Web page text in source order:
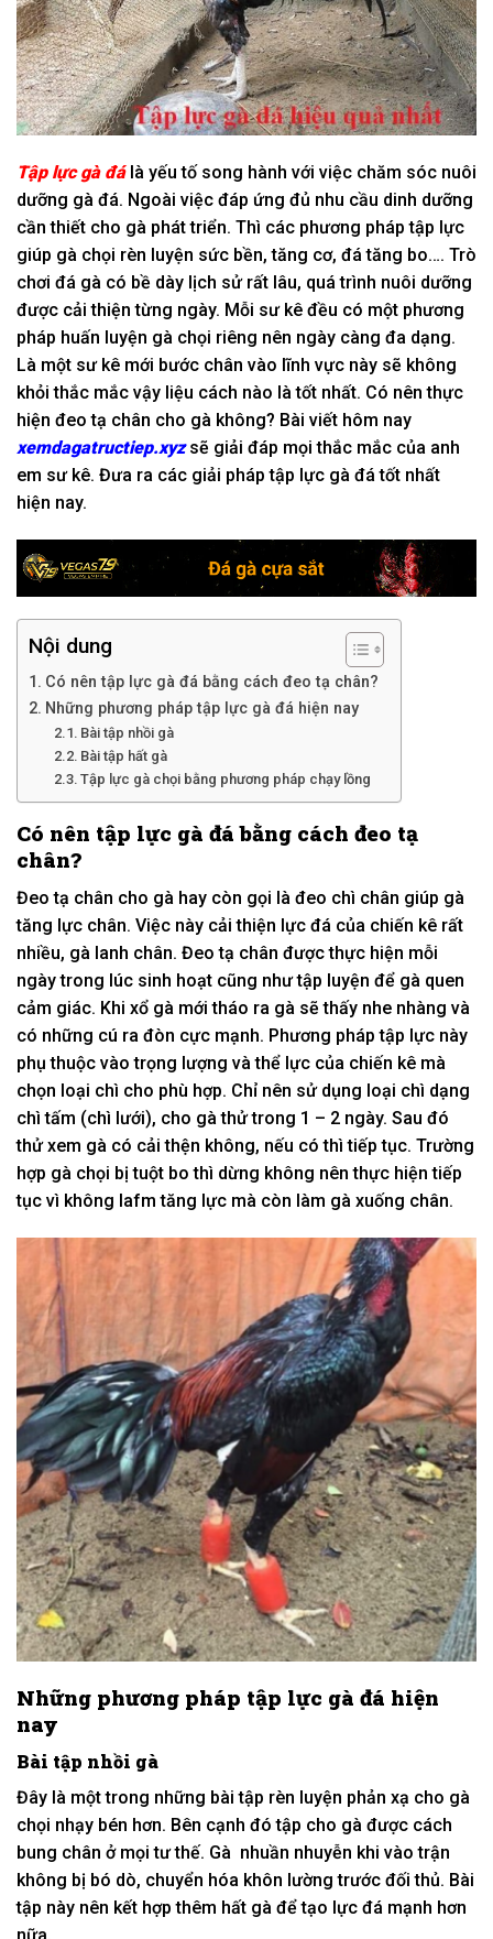
Tập lực gà đá là yếu tố song hành với việc chăm sóc nuôi
dưỡng gà đá. Ngoài việc đáp ứng đủ nhu cầu dinh dưỡng
cần thiết cho gà phát triển. Thì các phương pháp tập lực
giúp gà chọi rèn luyện sức bền, tăng cơ, đá tăng bo…. Trò
chơi đá gà có bề dày lịch sử rất lâu, quá trình nuôi dưỡng
được cải thiện từng ngày. Mỗi sư kê đều có một phương
pháp huấn luyện gà chọi riêng nên ngày càng đa dạng.
Là một sư kê mới bước chân vào lĩnh vực này sẽ không
khỏi thắc mắc vậy liệu cách nào là tốt nhất. Có nên thực
hiện đeo tạ chân cho gà không? Bài viết hôm nay
xemdagatructiep.xyzsẽ giải đáp mọi thắc mắc của anh
em sư kê. Đưa ra các giải pháp tập lực gà đá tốt nhất
hiện nay.
Nội dung
Có nên tập lực gà đá bằng cách đeo tạ chân?
Những phương pháp tập lực gà đá hiện nay
Bài tập nhồi gà
Bài tập hất gà
Tập lực gà chọi bằng phương pháp chạy lồng
Có nên tập lực gà đá bằng cách đeo tạ
chân?
Đeo tạ chân cho gà hay còn gọi là đeo chì chân giúp gà
tăng lực chân. Việc này cải thiện lực đá của chiến kê rất
nhiều, gà lanh chân. Đeo tạ chân được thực hiện mỗi
ngày trong lúc sinh hoạt cũng như tập luyện để gà quen
cảm giác. Khi xổ gà mới tháo ra gà sẽ thấy nhe nhàng và
có những cú ra đòn cực mạnh. Phương pháp tập lực này
phụ thuộc vào trọng lượng và thể lực của chiến kê mà
chọn loại chì cho phù hợp. Chỉ nên sử dụng loại chì dạng
chì tấm (chì lưới), cho gà thử trong 1 – 2 ngày. Sau đó
thử xem gà có cải thện không, nếu có thì tiếp tục. Trường
hợp gà chọi bị tuột bo thì dừng không nên thực hiện tiếp
tục vì không lafm tăng lực mà còn làm gà xuống chân.
Những phương pháp tập lực gà đá hiện
nay
Bài tập nhồi gà
Đây là một trong những bài tập rèn luyện phản xạ cho gà
chọi nhạy bén hơn. Bên cạnh đó tập cho gà được cách
bung chân ở mọi tư thế. Gà nhuần nhuyễn khi vào trận
không bị bó dò, chuyển hóa khôn lường trước đối thủ. Bài
tập này nên kết hợp thêm hất gà để tạo lực đá mạnh hơn